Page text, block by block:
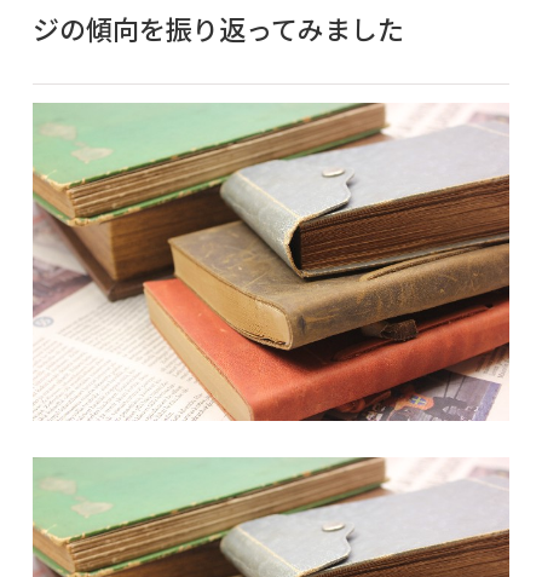
ジの傾向を振り返ってみました